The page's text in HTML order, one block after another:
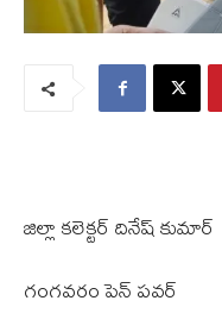
జిల్లా కలెక్టర్ దినేష్ కుమార్
గంగవరం పెన్ పవర్